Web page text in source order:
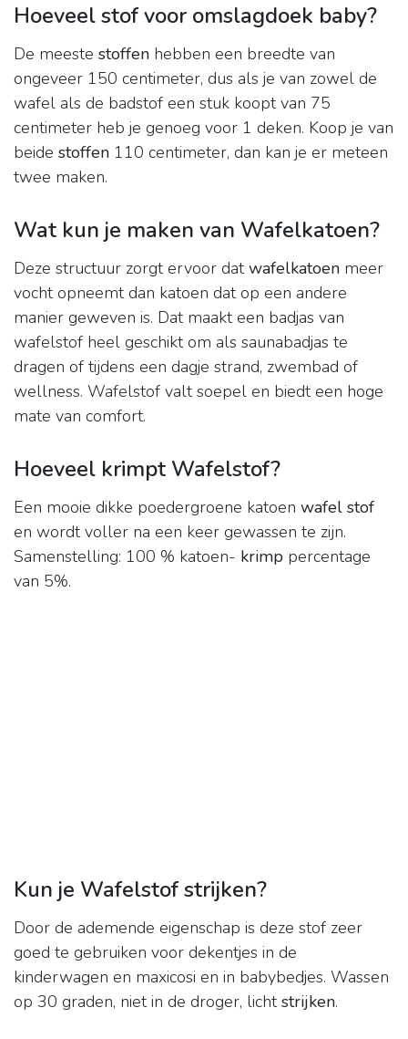
Hoeveel stof voor omslagdoek baby?
De meeste stoffen hebben een breedte van
ongeveer 150 centimeter, dus als je van zowel de
wafel als de badstof een stuk koopt van 75
centimeter heb je genoeg voor 1 deken. Koop je van
beide stoffen 110 centimeter, dan kan je er meteen
twee maken.
Wat kun je maken van Wafelkatoen?
Deze structuur zorgt ervoor datwafelkatoen meer
vocht opneemt dan katoen dat op een andere
manier geweven is. Dat maakt een badjas van
wafelstof heel geschikt om als saunabadjas te
dragen of tijdens een dagje strand, zwembad of
wellness. Wafelstof valt soepel en biedt een hoge
mate van comfort.
Hoeveel krimpt Wafelstof?
Een mooie dikke poedergroene katoen wafel stof
en wordt voller na een keer gewassen te zijn.
Samenstelling: 100 % katoen- krimp percentage
van 5%.
Kun je Wafelstof strijken?
Door de ademende eigenschap is deze stof zeer
goed te gebruiken voor dekentjes in de
kinderwagen en maxicosi en in babybedjes. Wassen
op 30 graden, niet in de droger, lichtstrijken.